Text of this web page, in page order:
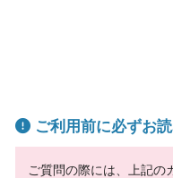
ご利用前に必ずお
ご質問の際には、上記の